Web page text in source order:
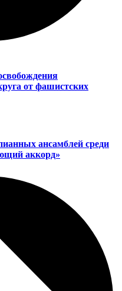
от фашистских
ансамблей среди
аккорд»